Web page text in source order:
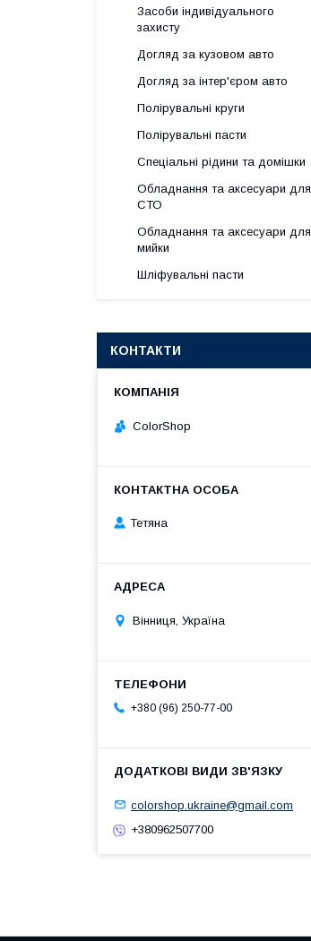
Засоби індивідуального
захисту
Догляд за кузовом авто
Догляд за інтер'єром авто
Полірувальні круги
Полірувальні пасти
Спеціальні рідини та домішки
Обладнання та аксесуари для
СТО
Обладнання та аксесуари для
мийки
Шліфувальні пасти
КОНТАКТИ
ColorShop
Тетяна
Вінниця, Україна
+380 (96) 250-77-00
colorshop.ukraine@gmail.com
+380962507700